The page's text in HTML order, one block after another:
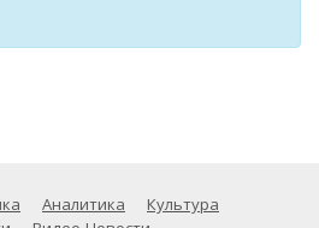
Аналитика
Культура